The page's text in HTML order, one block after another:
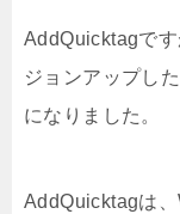
AddQuicktagで
ジョンアップし
になりました。
AddQuicktagは